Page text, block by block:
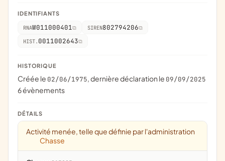
IDENTIFIANTS
RNAW011000401 SIREN802794206
HIST. 0011002643
HISTORIQUE
Créée le 02/06/1975, dernière déclaration le 09/09/2025
6 évènements
DÉTAILS
Activité menée, telle que définie par l'administration
Chasse